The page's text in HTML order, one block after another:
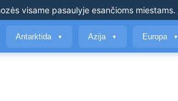
visame pasaulyje esančioms miestams.
Antarktida ▼ Azija ▼ Europa ▼